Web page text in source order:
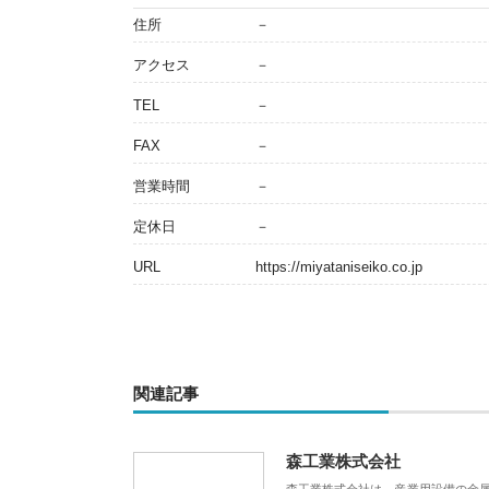
住所 －
アクセス －
TEL －
FAX －
営業時間 －
定休日 －
URL https://miyataniseiko.co.jp
関連記事
森工業株式会社